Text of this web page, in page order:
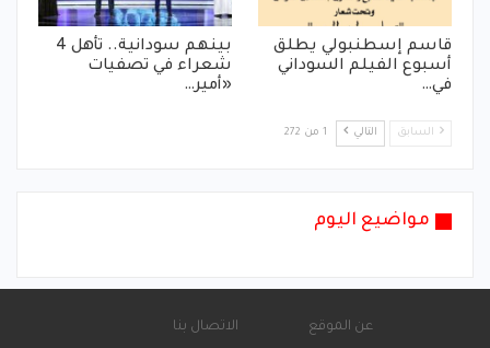
قاسم إسطنبولي يطلق
أسبوع الفيلم السوداني
في…
بينهم سودانية.. تأهل 4
شعراء في تصفيات
«أمير…
السابق التالي 1 من 272
مواضيع اليوم
عن الموقع الاتصال بنا